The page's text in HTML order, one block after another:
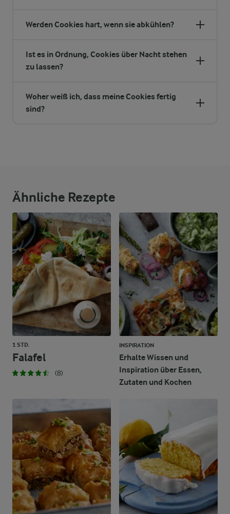
Werden Cookies hart, wenn sie abkühlen?
Ist es in Ordnung, Cookies über Nacht stehen
zu lassen?
Woher weiß ich, dass meine Cookies fertig
sind?
Ähnliche Rezepte
1 STD.
Falafel
(8)
INSPIRATION
Erhalte Wissen und
Inspiration über Essen,
Zutaten und Kochen